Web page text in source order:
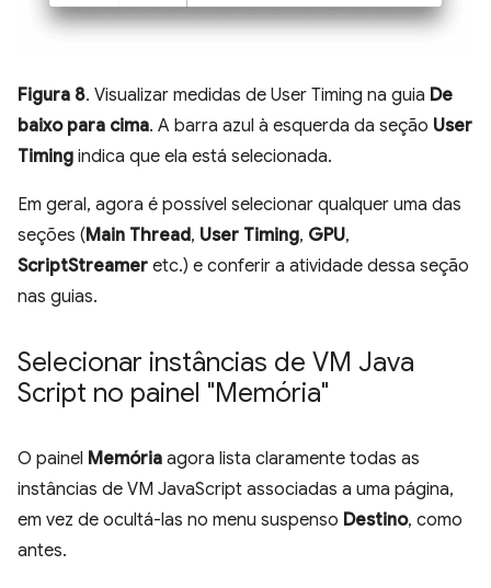
Figura 8. Visualizar medidas de User Timing na guia De
baixo para cima. A barra azul à esquerda da seção User
Timing indica que ela está selecionada.
Em geral, agora é possível selecionar qualquer uma das
seções (Main Thread, User Timing, GPU,
ScriptStreamer etc.) e conferir a atividade dessa seção
nas guias.
Selecionar instâncias de VM Java
Script no painel "Memória"
O painel Memória agora lista claramente todas as
instâncias de VM JavaScript associadas a uma página,
em vez de ocultá-las no menu suspenso Destino, como
antes.